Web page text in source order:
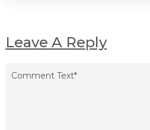
Leave A Reply